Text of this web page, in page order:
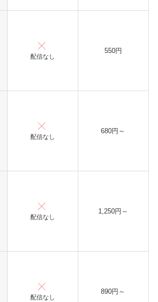
配信なし
550円
配信なし
680円～
配信なし
1,250円～
配信なし
890円～